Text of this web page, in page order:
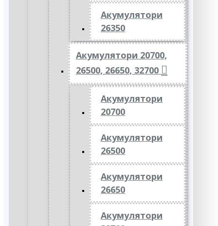
Акумулятори
26350
Акумулятори 20700,
26500, 26650, 32700
Акумулятори
20700
Акумулятори
26500
Акумулятори
26650
Акумулятори